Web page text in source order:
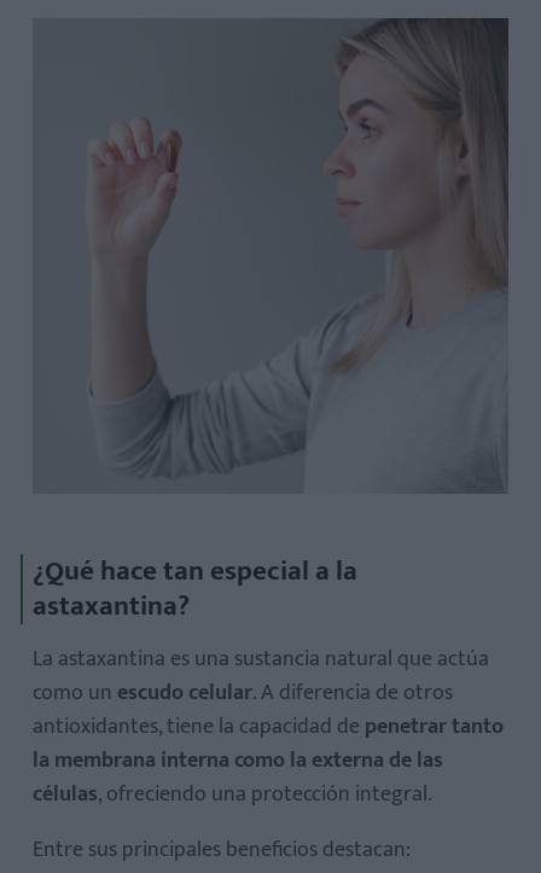
¿Qué hace tan especial a la
astaxantina?
La astaxantina es una sustancia natural que actúa
como un escudo celular. A diferencia de otros
antioxidantes, tiene la capacidad de penetrar tanto
la membrana interna como la externa de las
células, ofreciendo una protección integral.
Entre sus principales beneficios destacan: